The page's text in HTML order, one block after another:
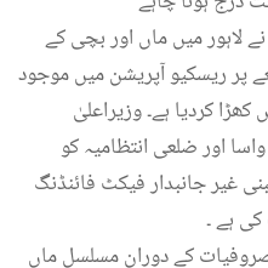
لاہور میں ماں اور بچی کے
پر ریسکیو آپریشن میں موجود
کردیا ہے۔ وزیراعلیٰ
نے پولیس، ریسکیو 1122، واسا اور ضلعی انتظامیہ کو
غیر جانبدار فیکٹ فائنڈنگ
ہے ۔
کے دوران مسلسل ماں